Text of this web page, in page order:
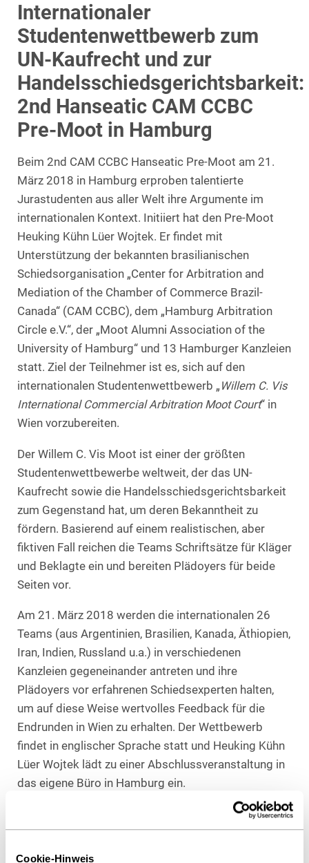
Cookie-Hinweis
Internationaler
Studentenwettbewerb zum
UN-Kaufrecht und zur
Handelsschiedsgerichtsbarkeit:
2nd Hanseatic CAM CCBC
Pre-Moot in Hamburg
Beim 2nd CAM CCBC Hanseatic Pre-Moot am 21.
März 2018 in Hamburg erproben talentierte
Jurastudenten aus aller Welt ihre Argumente im
internationalen Kontext. Initiiert hat den Pre-Moot
Heuking Kühn Lüer Wojtek. Er findet mit
Unterstützung der bekannten brasilianischen
Schiedsorganisation „Center for Arbitration and
Mediation of the Chamber of Commerce Brazil-
Canada“ (CAM CCBC), dem „Hamburg Arbitration
Circle e.V.“, der „Moot Alumni Association of the
University of Hamburg“ und 13 Hamburger Kanzleien
statt. Ziel der Teilnehmer ist es, sich auf den
internationalen Studentenwettbewerb „ Willem C. Vis
International Commercial Arbitration Moot Court“ in
Wien vorzubereiten.
Der Willem C. Vis Moot ist einer der größten
Studentenwettbewerbe weltweit, der das UN-
Kaufrecht sowie die Handelsschiedsgerichtsbarkeit
zum Gegenstand hat, um deren Bekanntheit zu
fördern. Basierend auf einem realistischen, aber
fiktiven Fall reichen die Teams Schriftsätze für Kläger
und Beklagte ein und bereiten Plädoyers für beide
Seiten vor.
Am 21. März 2018 werden die internationalen 26
Teams (aus Argentinien, Brasilien, Kanada, Äthiopien,
Iran, Indien, Russland u.a.) in verschiedenen
Kanzleien gegeneinander antreten und ihre
Plädoyers vor erfahrenen Schiedsexperten halten,
um auf diese Weise wertvolles Feedback für die
Endrunden in Wien zu erhalten. Der Wettbewerb
findet in englischer Sprache statt und Heuking Kühn
Lüer Wojtek lädt zu einer Abschlussveranstaltung in
das eigene Büro in Hamburg ein.
Am Vortag, dem 20. März 2018, dreht sich beim
Thema „Third-Party Funding in International